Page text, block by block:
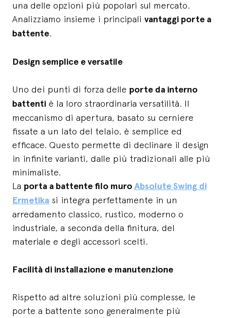
una delle opzioni più popolari sul mercato.
Analizziamo insieme i principali vantaggi porte a
battente.
Design semplice e versatile
Uno dei punti di forza delle porte da interno
battenti è la loro straordinaria versatilità. Il
meccanismo di apertura, basato su cerniere
fissate a un lato del telaio, è semplice ed
efficace. Questo permette di declinare il design
in infinite varianti, dalle più tradizionali alle più
minimaliste.
La porta a battente filo muroAbsolute Swing di
Ermetika si integra perfettamente in un
arredamento classico, rustico, moderno o
industriale, a seconda della finitura, del
materiale e degli accessori scelti.
Facilità di installazione e manutenzione
Rispetto ad altre soluzioni più complesse, le
porte a battente sono generalmente più